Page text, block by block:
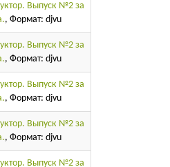
Выпуск №2 за
, Формат: djvu
Выпуск №2 за
, Формат: djvu
Выпуск №2 за
, Формат: djvu
Выпуск №2 за
, Формат: djvu
Выпуск №2 за